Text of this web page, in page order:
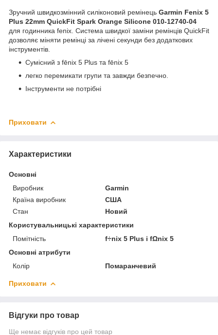
Зручний швидкозмінний силіконовий ремінець Garmin Fenix 5
Plus 22mm QuickFit Spark Orange Silicone 010-12740-04
для годинника fenix. Система швидкої заміни ремінців QuickFit
дозволяє міняти ремінці за лічені секунди без додаткових
інструментів.
Сумісний з fēnix 5 Plus та fēnix 5
легко перемикати групи та завжди безпечно.
Інструменти не потрібні
Приховати
Характеристики
Основні
Виробник
Garmin
Країна виробник
США
Стан
Новий
Користувальницькі характеристики
Помітність
f÷nix 5 Plus і fΩnix 5
Основні атрибути
Колір
Помаранчевий
Приховати
Відгуки про товар
Ще немає відгуків про цей товар